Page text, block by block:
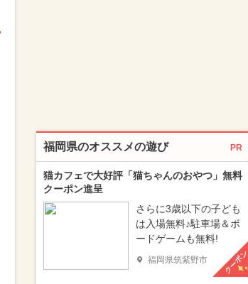
福岡県のオススメの遊び PR
猫カフェで大好評「猫ちゃんのおやつ」無料
クーポン進呈
さらに3歳以下の子ども
は入場無料♪駐車場＆ボ
ードゲームも無料!
福岡県筑紫野市 クーポン